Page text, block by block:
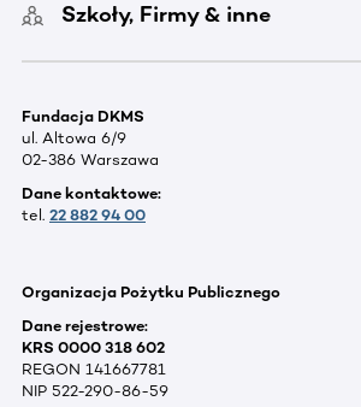
Szkoły, Firmy & inne
Fundacja DKMS
ul. Altowa 6/9
02-386 Warszawa
Dane kontaktowe:
tel. 22 882 94 00
Organizacja Pożytku Publicznego
Dane rejestrowe:
KRS 0000 318 602
REGON 141667781
NIP 522-290-86-59